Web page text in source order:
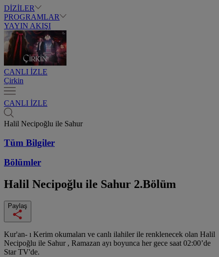
DİZİLER
PROGRAMLAR
YAYIN AKIŞI
CANLI İZLE
Çirkin
CANLI İZLE
Halil Necipoğlu ile Sahur
Tüm Bilgiler
Bölümler
Halil Necipoğlu ile Sahur 2.Bölüm
Paylaş
Kur'an- ı Kerim okumaları ve canlı ilahiler ile renklenecek olan Halil
Necipoğlu ile Sahur , Ramazan ayı boyunca her gece saat 02:00’de
Star TV'de.